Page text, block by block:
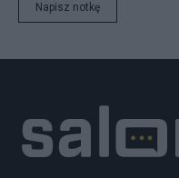
Napisz notkę